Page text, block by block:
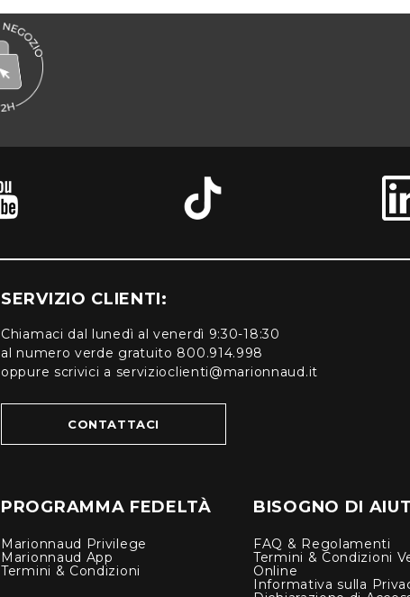
SERVIZIO CLIENTI:
Chiamaci dal lunedì al venerdì 9:30-18:30
al numero verde gratuito 800.914.998
oppure scrivici a servizioclienti@marionnaud.it
CONTATTACI
PROGRAMMA FEDELTÀ
Marionnaud Privilege
Marionnaud App
Termini & Condizioni
BISOGNO DI
FAQ & Regolamenti
Termini & Condizioni
Online
Informativa sulla